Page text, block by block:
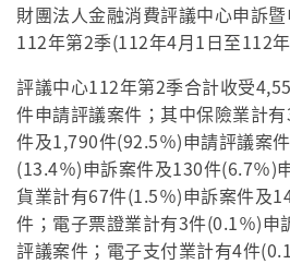
財團法人金融消費評議中心申訴
112年第2季(112年4月1日至112
評議中心112年第2季合計收受
件申請評議案件；其中保險業計
件及1,790件(92.5％)申請評議案
(13.4％)申訴案件及130件(6.7％)
貨業計有67件(1.5％)申訴案件及
件；電子票證業計有3件(0.1％)申
評議案件；電子支付業計有4件